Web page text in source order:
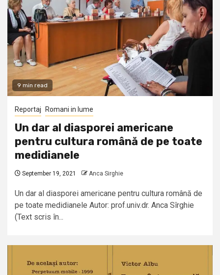
9 min read
Reportaj Romani in lume
Un dar al diasporei americane
pentru cultura română de pe toate
medidianele
September 19, 2021 Anca Sirghie
Un dar al diasporei americane pentru cultura română de
pe toate medidianele Autor: prof.univ.dr. Anca Sîrghie
(Text scris în...